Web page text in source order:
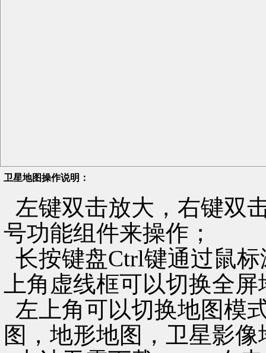
卫星地图操作说明：
左键双击放大，右键双
号功能组件来操作；
长按键盘Ctrl键通过鼠
上角虚线框可以切换全
左上角可以切换地图模
图，地形地图，卫星影像